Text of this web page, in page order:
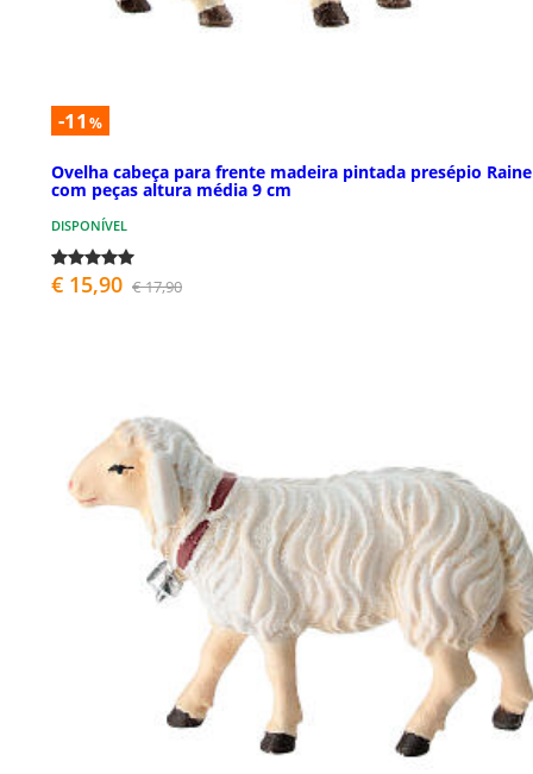
-11 %
Ovelha cabeça para frente madeira pintada presépio
com peças altura média 9 cm
DISPONÍVEL
€ 15,90 € 17,90